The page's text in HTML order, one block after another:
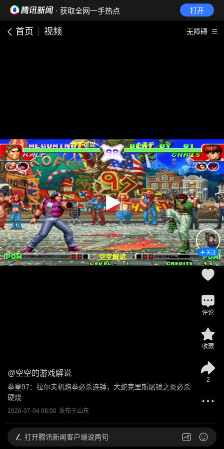
· 获取全网一手热点 打开
首页 视频 无障碍
@空空的游戏解说
拳皇97：拉尔夫机炮拳必杀连锤，大蛇克里斯屠镜之炎必杀
硬烧
2026-07-04 08:00 发布于山东
关注
评论
收藏
2
打开腾讯新闻客户端说两句